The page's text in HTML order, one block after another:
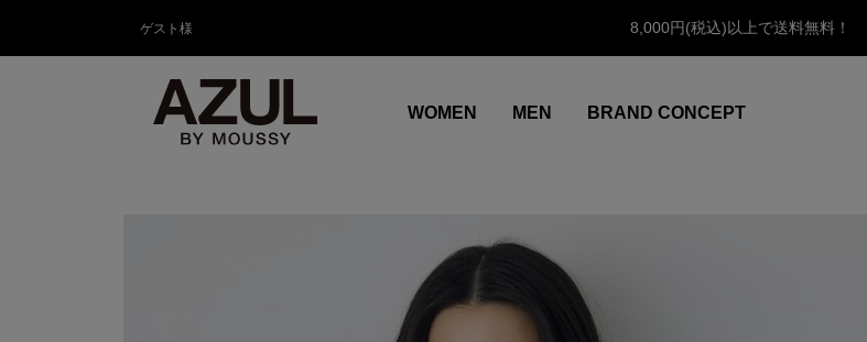
ゲスト様 8,000円(税込)以上で送料無料！
WOMEN MEN BRAND CONCEPT